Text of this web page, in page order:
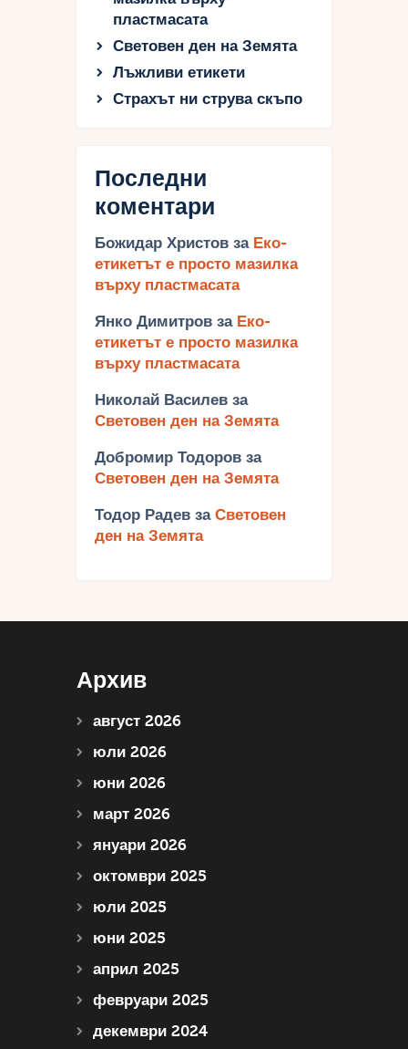
пластмасата
Световен ден на Земята
Лъжливи етикети
Страхът ни струва скъпо
Последни
коментари
Божидар Христов за Еко-
етикетът е просто мазилка
върху пластмасата
Янко Димитров за Еко-
етикетът е просто мазилка
върху пластмасата
Николай Василев за
Световен ден на Земята
Добромир Тодоров за
Световен ден на Земята
Тодор Радев за Световен
ден на Земята
Архив
август 2026
юли 2026
юни 2026
март 2026
януари 2026
октомври 2025
юли 2025
юни 2025
април 2025
февруари 2025
декември 2024